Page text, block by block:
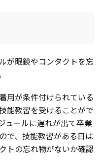
が眼鏡やコンタクトを忘
用が条件付けられている
能教習を受けることがで
ュールに遅れが出て卒業
で、技能教習がある日は
トの忘れ物がないか確認